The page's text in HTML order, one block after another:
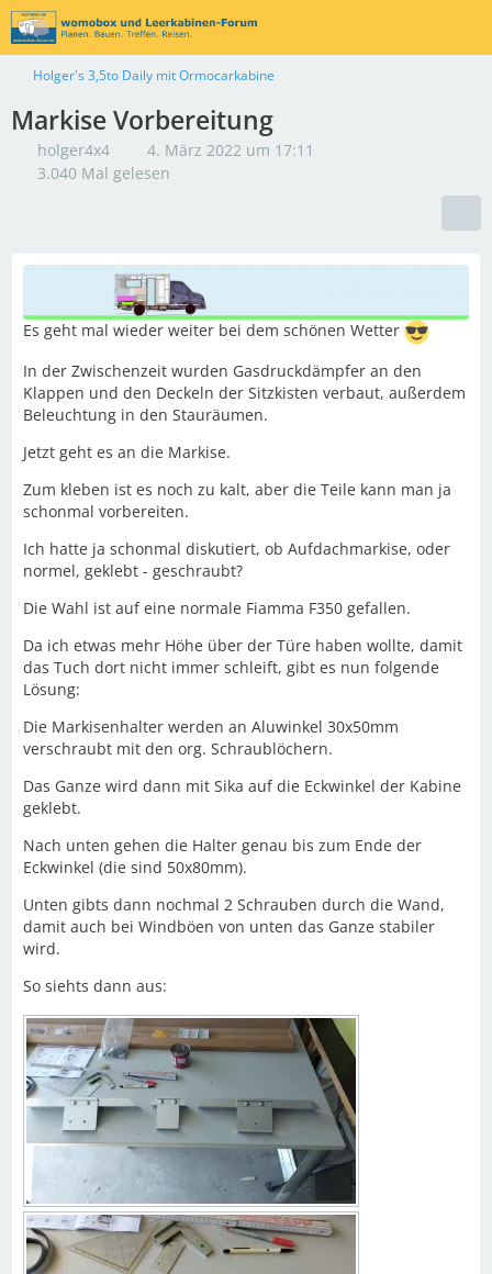
Holger's 3,5to Daily mit Ormocarkabine
Markise Vorbereitung
holger4x4
4. März 2022 um 17:11
3.040 Mal gelesen
Es geht mal wieder weiter bei dem schönen Wetter
In der Zwischenzeit wurden Gasdruckdämpfer an den
Klappen und den Deckeln der Sitzkisten verbaut, außerdem
Beleuchtung in den Stauräumen.
Jetzt geht es an die Markise.
Zum kleben ist es noch zu kalt, aber die Teile kann man ja
schonmal vorbereiten.
Ich hatte ja schonmal diskutiert, ob Aufdachmarkise, oder
normel, geklebt - geschraubt?
Die Wahl ist auf eine normale Fiamma F350 gefallen.
Da ich etwas mehr Höhe über der Türe haben wollte, damit
das Tuch dort nicht immer schleift, gibt es nun folgende
Lösung:
Die Markisenhalter werden an Aluwinkel 30x50mm
verschraubt mit den org. Schraublöchern.
Das Ganze wird dann mit Sika auf die Eckwinkel der Kabine
geklebt.
Nach unten gehen die Halter genau bis zum Ende der
Eckwinkel (die sind 50x80mm).
Unten gibts dann nochmal 2 Schrauben durch die Wand,
damit auch bei Windböen von unten das Ganze stabiler
wird.
So siehts dann aus: